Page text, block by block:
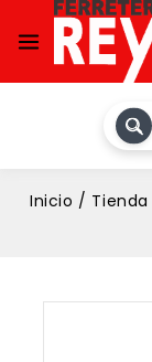
Inicio / Tienda